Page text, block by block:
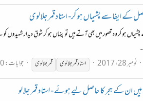
کے ایفا سے پشیماں ہو کر- استاد قمر جلالوی
ہو کر وہ تصور میں بھی آتے ہیں تو پنہاں ہو کر شوقِ دیدار شہیدوں
نومبر 28، 2017 استادقمرجلالوی قمرجلالوی جوابات: 0
ان کے ہجر کا حاصل لیے ہوئے - استاد قمر جلالو